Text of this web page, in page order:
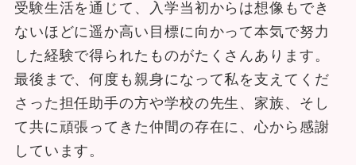
受験生活を通じて、入学当初からは想像もでき
ないほどに遥か高い目標に向かって本気で努力
した経験で得られたものがたくさんあります。
最後まで、何度も親身になって私を支えてくだ
さった担任助手の方や学校の先生、家族、そし
て共に頑張ってきた仲間の存在に、心から感謝
しています。